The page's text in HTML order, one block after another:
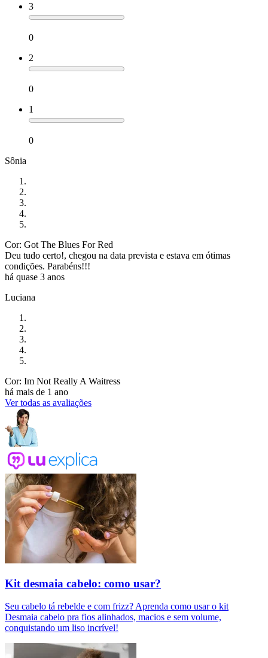
3
0
2
0
1
0
Sônia
Cor: Got The Blues For Red
Deu tudo certo!, chegou na data prevista e estava em ótimas
condições. Parabéns!!!
há quase 3 anos
Luciana
Cor: Im Not Really A Waitress
há mais de 1 ano
Ver todas as avaliações
Kit desmaia cabelo: como usar?
Seu cabelo tá rebelde e com frizz? Aprenda como usar o kit
Desmaia cabelo pra fios alinhados, macios e sem volume,
conquistando um liso incrível!